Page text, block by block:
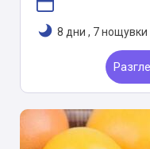
8 дни , 7 нощувки